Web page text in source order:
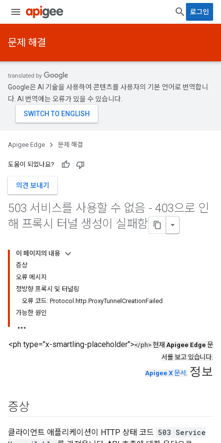
로그인
문제 해결
Google은 AI 기술을 사용하여 콘텐츠를 사용자의 기본 언어로 번역합니
다. AI 번역에는 오류가 있을 수 있습니다.
Apigee Edge 문제 해결
도움이 되었나요?
의견 보내기
503 서비스를 사용할 수 없음 - 403으로 인
해 프록시 터널 생성이 실패함
이 페이지의 내용
증상
오류 메시지
정방향 프록시 및 터널링
오류 코드: Protocol.http.ProxyTunnelCreationFailed
가능한 원인
<ph type="x-smartling-placeholder"></ph> 현재 Apigee Edge 문
서를 보고 있습니다.
Apigee X 문서 . 정보
증상
클라이언트 애플리케이션이 HTTP 상태 코드 503 Service